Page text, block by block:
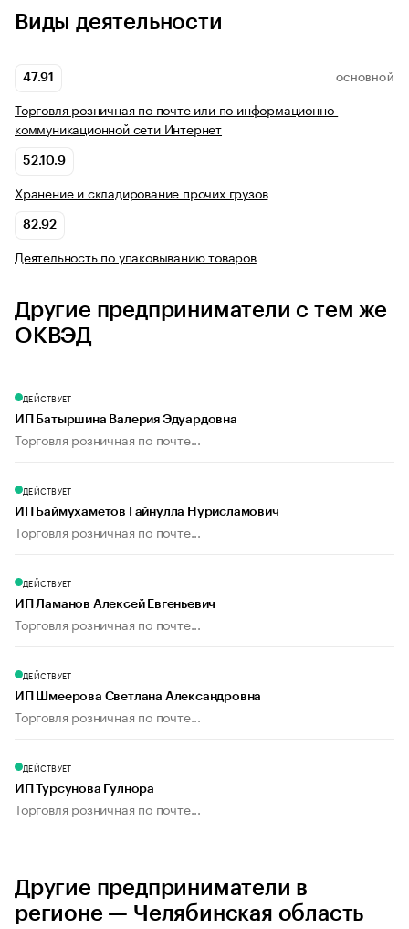
Виды деятельности
47.91 ОСНОВНОЙ
Торговля розничная по почте или по информационно-
коммуникационной сети Интернет
52.10.9
Хранение и складирование прочих грузов
82.92
Деятельность по упаковыванию товаров
Другие предприниматели с тем же
ОКВЭД
ДЕЙСТВУЕТ
ИП Батыршина Валерия Эдуардовна
Торговля розничная по почте...
ДЕЙСТВУЕТ
ИП Баймухаметов Гайнулла Нурисламович
Торговля розничная по почте...
ДЕЙСТВУЕТ
ИП Ламанов Алексей Евгеньевич
Торговля розничная по почте...
ДЕЙСТВУЕТ
ИП Шмеерова Светлана Александровна
Торговля розничная по почте...
ДЕЙСТВУЕТ
ИП Турсунова Гулнора
Торговля розничная по почте...
Другие предприниматели в
регионе — Челябинская область